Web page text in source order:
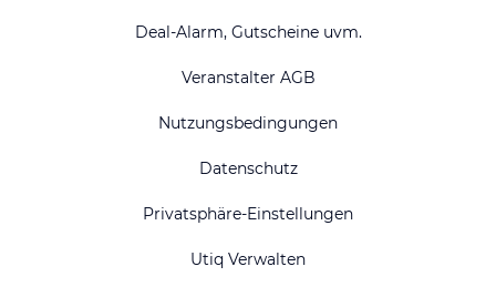
Deal-Alarm, Gutscheine uvm.
Veranstalter AGB
Nutzungsbedingungen
Datenschutz
Privatsphäre-Einstellungen
Utiq Verwalten